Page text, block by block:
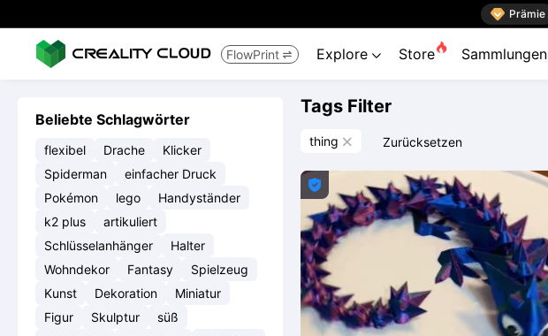
 Prämie
FlowPrint  Explore  Store Sammlungen
Beliebte Schlagwörter
flexibel Drache
Klicker
Spiderman
einfacher Druck
Pokémon
lego
Handyständer
k2 plus
artikuliert
Schlüsselanhänger
Halter
Wohndekor
Fantasy
Spielzeug
Kunst
Dekoration
Miniatur
Figur
Skulptur
süß
Tags Filter
thing  Zurücksetzen
